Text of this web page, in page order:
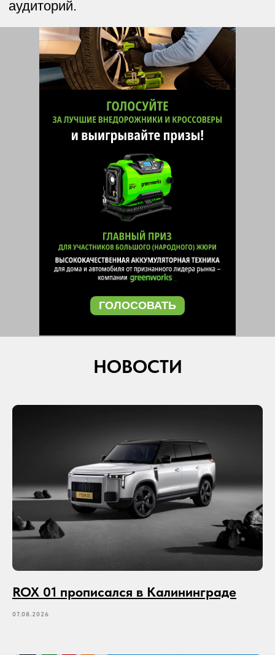
ГОЛОСОВАТЬ
НОВОСТИ
ROX 01 прописался в Калининграде
07.08.2026